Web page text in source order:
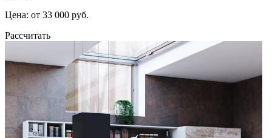
Цена: от 33 000 руб.
Рассчитать